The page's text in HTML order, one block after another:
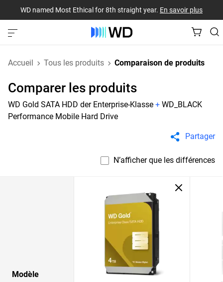
WD named Most Ethical for 8th straight year. En savoir plus
Accueil Tous les produits Comparaison de produits
Comparer les produits
WD Gold SATA HDD der Enterprise-Klasse + WD_BLACK
Performance Mobile Hard Drive
Partager
N’afficher que les différences
Modèle